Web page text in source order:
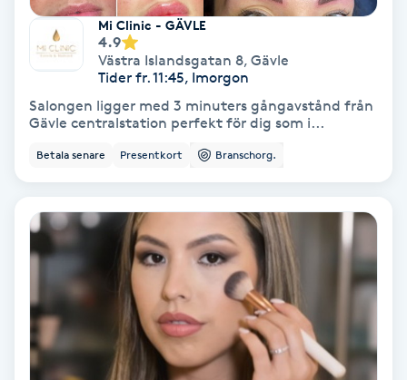
Hatha Yoga
Headspa
Healing
Herrklippning
HIFU
Hollywood Peel
Hot Stone Massage
Hot yoga
Mi Clinic - GÄVLE
4.9
Västra Islandsgatan 8, Gävle
Tider fr. 11:45, Imorgon
Salongen ligger med 3 minuters gångavstånd från
Gävle centralstation perfekt för dig som i...
Betala senare Presentkort Branschorg.